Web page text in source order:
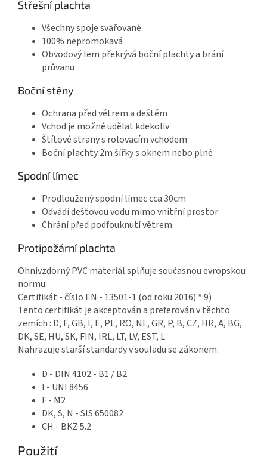
Střešní plachta
Všechny spoje svařované
100% nepromokavá
Obvodový lem překrývá boční plachty a brání
průvanu
Boční stěny
Ochrana před větrem a deštěm
Vchod je možné udělat kdekoliv
Štítové strany s rolovacím vchodem
Boční plachty 2m šířky s oknem nebo plné
Spodní límec
Prodloužený spodní límec cca 30cm
Odvádí dešťovou vodu mimo vnitřní prostor
Chrání před podfouknutí větrem
Protipožární plachta
Ohnivzdorný PVC materiál splňuje současnou evropskou
normu:
Certifikát - číslo EN - 13501-1 (od roku 2016) * 9)
Tento certifikát je akceptován a preferován v těchto
zemích : D, F, GB, I, E, PL, RO, NL, GR, P, B, CZ, HR, A, BG,
DK, SE, HU, SK, FIN, IRL, LT, LV, EST, L
Nahrazuje starší standardy v souladu se zákonem:
D - DIN 4102 - B1 / B2
I - UNI 8456
F - M2
DK, S, N - SIS 650082
CH - BKZ 5.2
Použití